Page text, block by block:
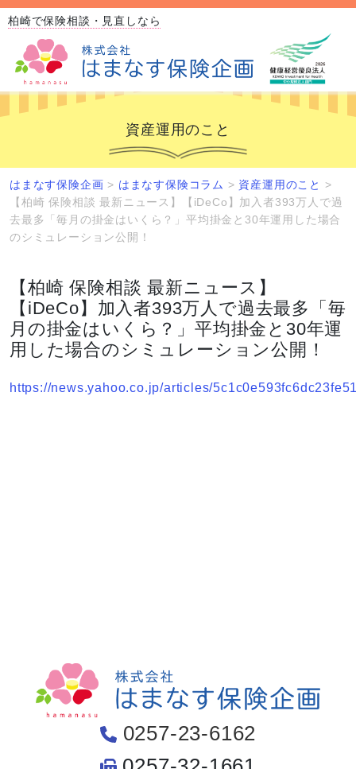
柏崎で保険相談・見直しなら
資産運用のこと
はまなす保険企画 > はまなす保険コラム > 資産運用のこと
>
【柏崎 保険相談 最新ニュース】【iDeCo】加入者393万人で過
去最多「毎月の掛金はいくら？」平均掛金と30年運用した場合
のシミュレーション公開！
【柏崎 保険相談 最新ニュース】
【iDeCo】加入者393万人で過去最多「毎
月の掛金はいくら？」平均掛金と30年運
用した場合のシミュレーション公開！
https://news.yahoo.co.jp/articles/
0257-23-6162